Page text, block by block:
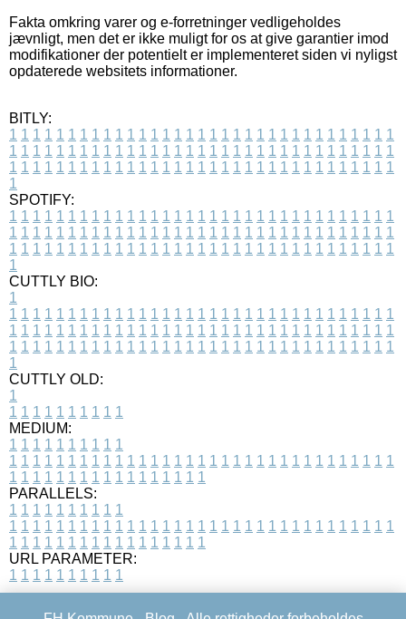
Fakta omkring varer og e-forretninger vedligeholdes
jævnligt, men det er ikke muligt for os at give garantier imod
modifikationer der potentielt er implementeret siden vi nyligst
opdaterede websitets informationer.
BITLY:
1 1 1 1 1 1 1 1 1 1 1 1 1 1 1 1 1 1 1 1 1 1 1 1 1 1 1 1 1 1 1 1 1
1 1 1 1 1 1 1 1 1 1 1 1 1 1 1 1 1 1 1 1 1 1 1 1 1 1 1 1 1 1 1 1 1
1 1 1 1 1 1 1 1 1 1 1 1 1 1 1 1 1 1 1 1 1 1 1 1 1 1 1 1 1 1 1 1 1
1
SPOTIFY:
1 1 1 1 1 1 1 1 1 1 1 1 1 1 1 1 1 1 1 1 1 1 1 1 1 1 1 1 1 1 1 1 1
1 1 1 1 1 1 1 1 1 1 1 1 1 1 1 1 1 1 1 1 1 1 1 1 1 1 1 1 1 1 1 1 1
1 1 1 1 1 1 1 1 1 1 1 1 1 1 1 1 1 1 1 1 1 1 1 1 1 1 1 1 1 1 1 1 1
1
CUTTLY BIO:
1
1 1 1 1 1 1 1 1 1 1 1 1 1 1 1 1 1 1 1 1 1 1 1 1 1 1 1 1 1 1 1 1 1
1 1 1 1 1 1 1 1 1 1 1 1 1 1 1 1 1 1 1 1 1 1 1 1 1 1 1 1 1 1 1 1 1
1 1 1 1 1 1 1 1 1 1 1 1 1 1 1 1 1 1 1 1 1 1 1 1 1 1 1 1 1 1 1 1 1
1
CUTTLY OLD:
1
1 1 1 1 1 1 1 1 1 1
MEDIUM:
1 1 1 1 1 1 1 1 1 1
1 1 1 1 1 1 1 1 1 1 1 1 1 1 1 1 1 1 1 1 1 1 1 1 1 1 1 1 1 1 1 1 1
1 1 1 1 1 1 1 1 1 1 1 1 1 1 1 1 1
PARALLELS:
1 1 1 1 1 1 1 1 1 1
1 1 1 1 1 1 1 1 1 1 1 1 1 1 1 1 1 1 1 1 1 1 1 1 1 1 1 1 1 1 1 1 1
1 1 1 1 1 1 1 1 1 1 1 1 1 1 1 1 1
URL PARAMETER:
1 1 1 1 1 1 1 1 1 1